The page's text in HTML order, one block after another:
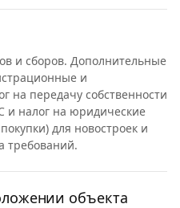
и сборов. Дополнительные
и
на передачу собственности
и налог на юридические
для новостроек и
требований.
объекта